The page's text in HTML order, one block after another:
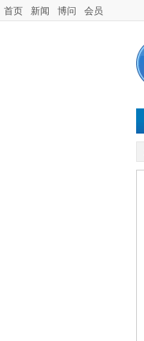
首页 新闻 博问 会员